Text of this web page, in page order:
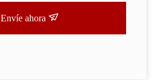
Envíe ahora